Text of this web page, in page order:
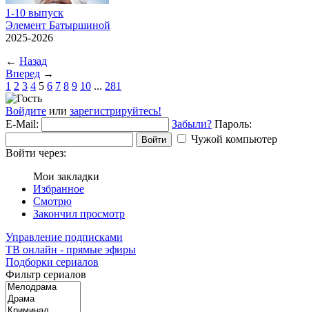
1-10 выпуск
Элемент Батыршиной
2025-2026
← Назад
Вперед →
1 2 3 4 5 6 7 8 9 10 ... 281
Войдите или зарегистрируйтесь!
E-Mail:
Забыли? Пароль:
Войти
Чужой компьютер
Войти через:
Мои закладки
Избранное
Смотрю
Закончил просмотр
Управление подписками
ТВ онлайн - прямые эфиры
Подборки сериалов
Фильтр сериалов